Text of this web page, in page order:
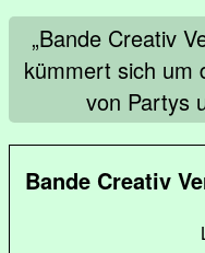
„Bande Creativ
kümmert sich um
von Partys
Bande Creativ